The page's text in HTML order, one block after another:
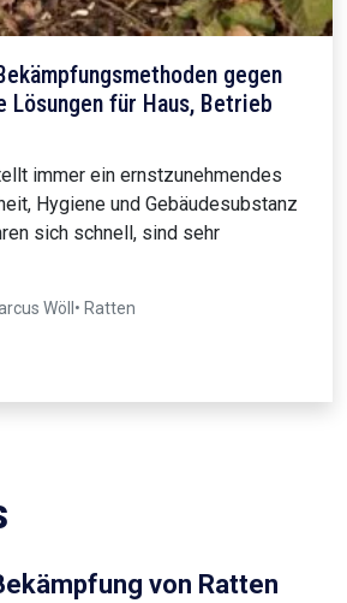
gegen
Lösungen für Haus, Betrieb
immer ein ernstzunehmendes
Hygiene und Gebäudesubstanz
sich schnell, sind sehr
Wöll • Ratten
von Ratten